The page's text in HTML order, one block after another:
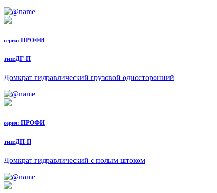
серия: ПРОФИ
тип:ДГ-П
Домкрат гидравлический грузовой односторонний
серия: ПРОФИ
тип:ДП-П
Домкрат гидравлический с полым штоком